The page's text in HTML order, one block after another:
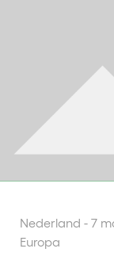
Nederland - 7
Europa